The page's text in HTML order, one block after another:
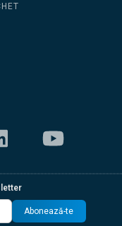
Abonează-te